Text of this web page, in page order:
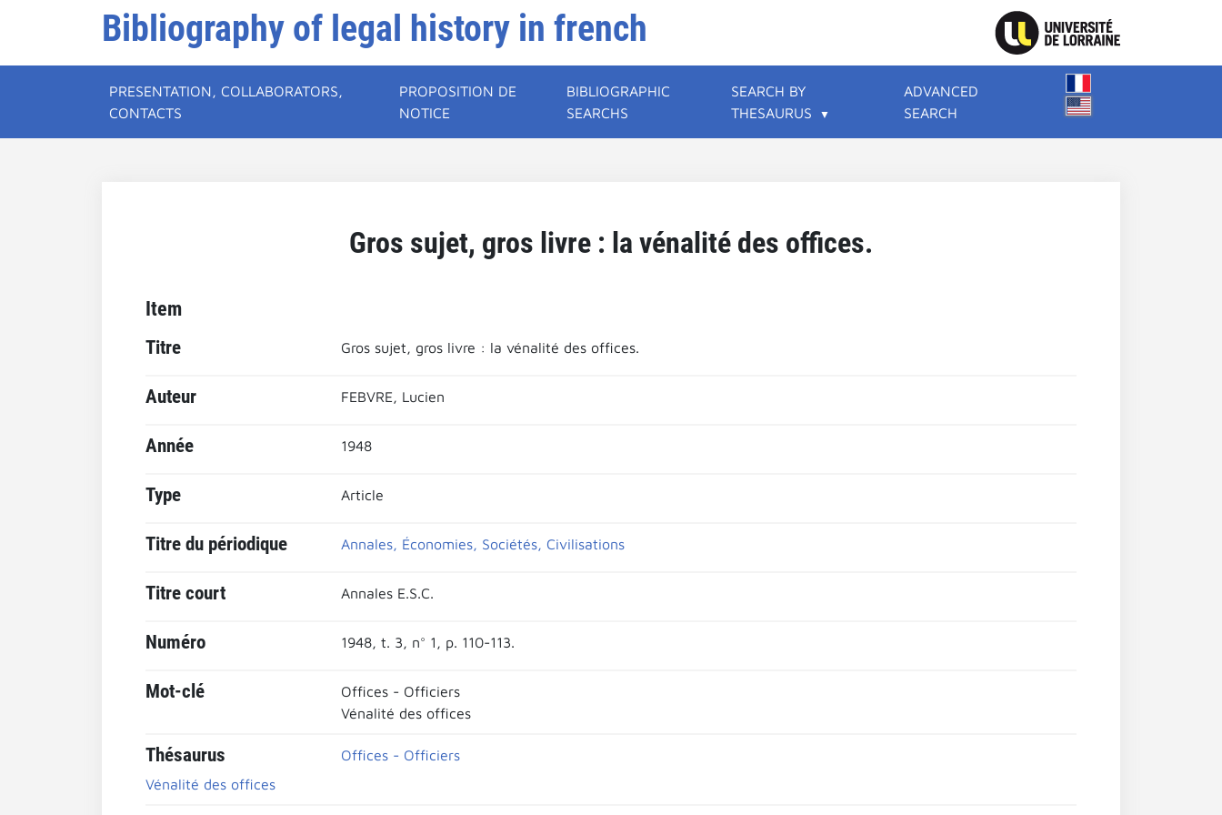
Bibliography of legal history in french
PRESENTATION, COLLABORATORS,
CONTACTS
PROPOSITION DE
NOTICE
BIBLIOGRAPHIC
SEARCHS
SEARCH BY
THESAURUS
ADVANCED
SEARCH
Gros sujet, gros livre : la vénalité des offices.
Item
Titre Gros sujet, gros livre : la vénalité des offices.
Auteur FEBVRE, Lucien
Année 1948
Type Article
Titre du périodique Annales, Économies, Sociétés, Civilisations
Titre court Annales E.S.C.
Numéro 1948, t. 3, n° 1, p. 110-113.
Mot-clé
Offices - Officiers
Vénalité des offices
Thésaurus
Offices - Officiers
Vénalité des offices